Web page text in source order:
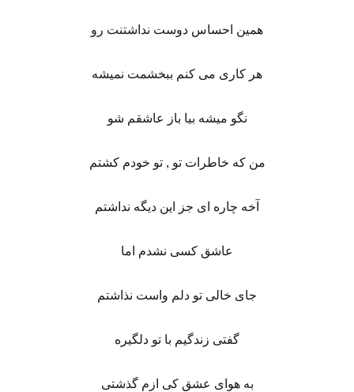
همین احساس دوست نداشتنت رو
هر کاری می کنم ببخشمت نمیشه
نگو میشه بیا باز عاشقم شو
من که خاطرات تو , تو خودم کشتم
آخه چاره ای جز این دیگه نداشتم
عاشق کسی نشدم اما
جای خالی تو دلم واست نذاشتم
گفتی زندگیم با تو دلگیره
به هوای عشق کی ازم گذشتی